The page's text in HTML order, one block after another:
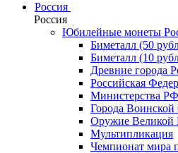
Россия
Россия
Юбилейные монеты
Биметалл (50
Биметалл (10
Древние города
Российская
Министерства РФ
Города
Оружие Великой
Мультипликация
Чемпионат мира